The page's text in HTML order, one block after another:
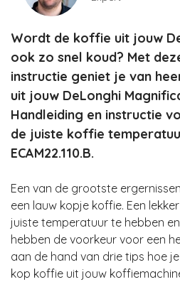
Wordt de koffie uit jouw
ook zo snel koud? Met
instructie geniet je van
uit jouw DeLonghi
Handleiding en instructie
de juiste koffie
ECAM22.110.B.
Een van de grootste
een lauw kopje koffie. Een
juiste temperatuur te hebben
hebben de voorkeur voor een
aan de hand van drie tips hoe
kop koffie uit jouw